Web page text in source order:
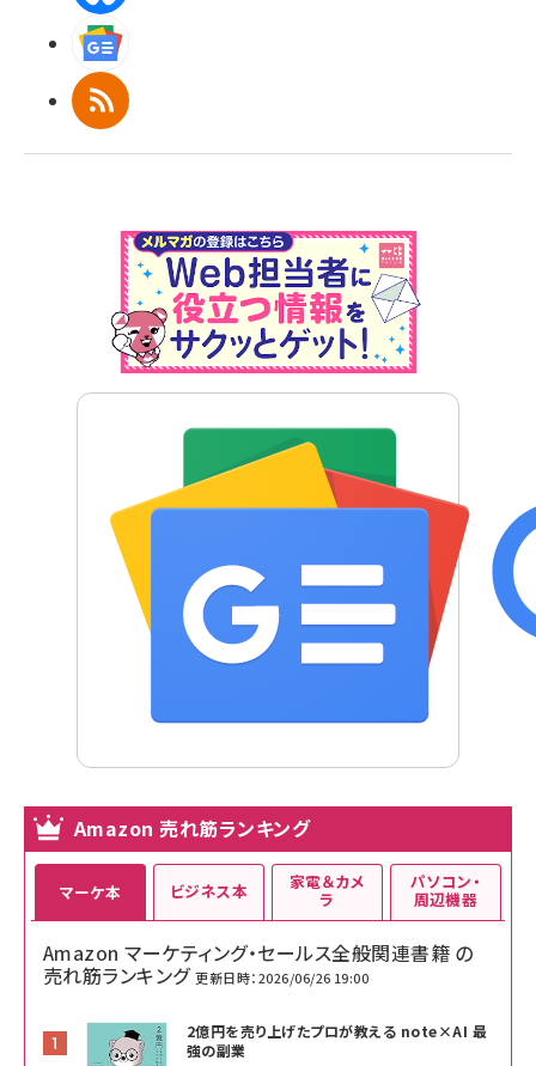
RSS
Amazon 売れ筋ランキング
マーケ本
Amazon マーケティング・セールス全般関連書籍 の
売れ筋ランキング 更新日時：2026/06/26 19:00
2億円を売り上げたプロが教える note×AI 最
強の副業
ビジネス本 家電＆カメ
ラ
パソコン・
周辺機器